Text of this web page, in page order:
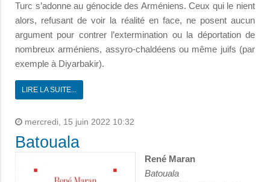
Turc s’adonne au génocide des Arméniens. Ceux qui le nient
alors, refusant de voir la réalité en face, ne posent aucun
argument pour contrer l’extermination ou la déportation de
nombreux arméniens, assyro-chaldéens ou même juifs (par
exemple à Diyarbakir).
LIRE LA SUITE...
mercredi, 15 juin 2022 10:32
Batouala
René Maran
Batouala